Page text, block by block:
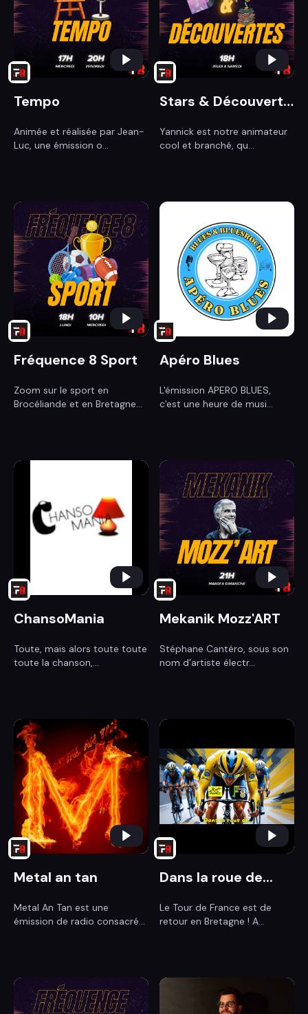
Tempo
Animée et réalisée par Jean-
Luc, une émission o...
Stars & Découvertes
Yannick est notre animateur
cool et branché, qu...
Fréquence 8 Sport
Zoom sur le sport en
Brocéliande et en Bretagne...
Apéro Blues
L'émission APERO BLUES,
c'est une heure de musi...
ChansoMania
Toute, mais alors toute toute
toute la chanson,...
Mekanik Mozz'ART
Stéphane Cantéro, sous son
nom d’artiste électr...
Metal an tan
Metal An Tan est une
émission de radio consacré...
Dans la roue de...
Le Tour de France est de
retour en Bretagne ! A...